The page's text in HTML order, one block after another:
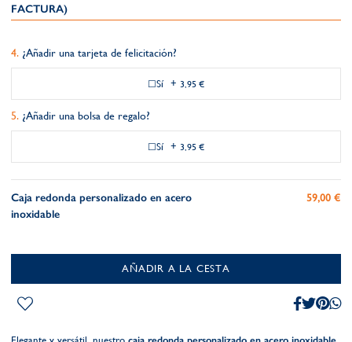
FACTURA)
¿Añadir una tarjeta de felicitación?
Sí + 3,95 €
¿Añadir una bolsa de regalo?
Sí + 3,95 €
Caja redonda personalizado en acero
inoxidable
59,00 €
AÑADIR A LA CESTA